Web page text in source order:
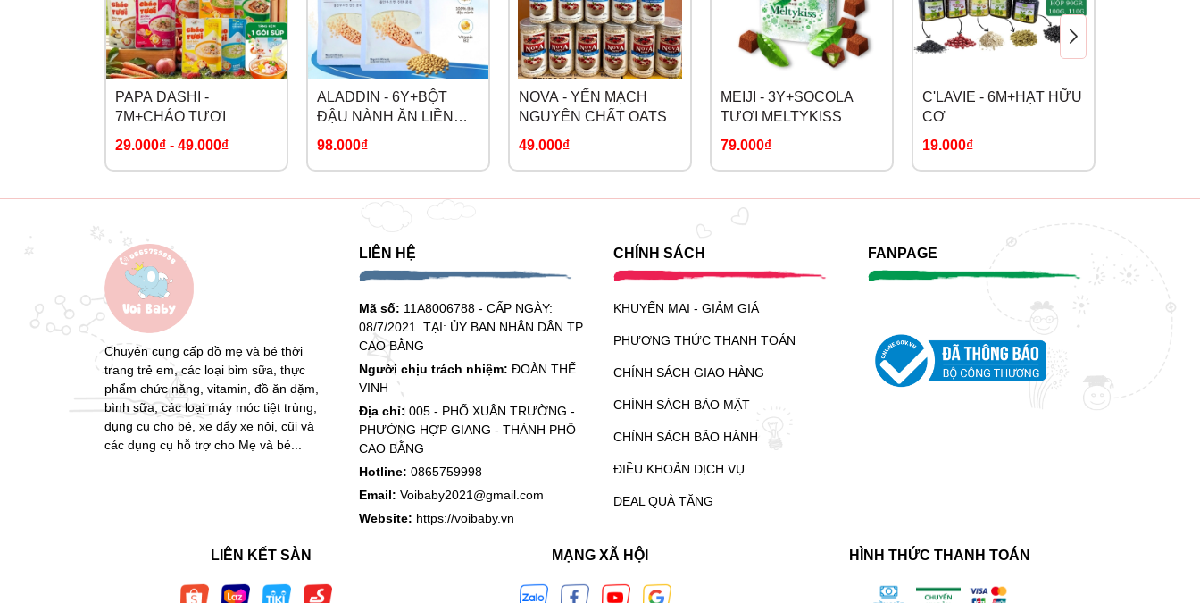
PAPA DASHI -
7M+CHÁO TƯƠI
29.000₫ - 49.000₫
ALADDIN - 6Y+BỘT
ĐẬU NÀNH ĂN LIỀN
HÀN QUỐC
98.000₫
NOVA - YẾN MẠCH
NGUYÊN CHẤT OATS
49.000₫
MEIJI - 3Y+SOCOLA
TƯƠI MELTYKISS
79.000₫
C'LAVIE - 6M+HẠT HỮU
CƠ
19.000₫
Chuyên cung cấp đồ mẹ và bé thời
trang trẻ em, các loại bỉm sữa, thực
phẩm chức năng, vitamin, đồ ăn dặm,
bình sữa, các loại máy móc tiệt trùng,
dụng cụ cho bé, xe đẩy xe nôi, cũi và
các dụng cụ hỗ trợ cho Mẹ và bé...
LIÊN HỆ
Mã số: 11A8006788 - CẤP NGÀY:
08/7/2021. TẠI: ỦY BAN NHÂN DÂN TP
CAO BẰNG
Người chịu trách nhiệm: ĐOÀN THẾ
VINH
Địa chỉ: 005 - PHỐ XUÂN TRƯỜNG -
PHƯỜNG HỢP GIANG - THÀNH PHỐ
CAO BẰNG
Hotline: 0865759998
Email: Voibaby2021@gmail.com
Website: https://voibaby.vn
CHÍNH SÁCH
KHUYẾN MẠI - GIẢM GIÁ
PHƯƠNG THỨC THANH TOÁN
CHÍNH SÁCH GIAO HÀNG
CHÍNH SÁCH BẢO MẬT
CHÍNH SÁCH BẢO HÀNH
ĐIỀU KHOẢN DỊCH VỤ
DEAL QUÀ TẶNG
FANPAGE
LIÊN KẾT SÀN MẠNG XÃ HỘI HÌNH THỨC THANH TOÁN